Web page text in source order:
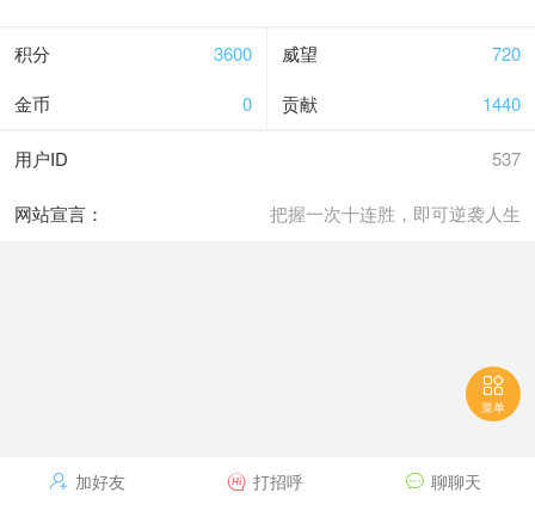
3600
积分 720
威望
0
金币 1440
贡献
537
用户ID
把握一次十连胜，即可逆袭人生
网站宣言：
 加好友  打招呼  聊聊天

菜单